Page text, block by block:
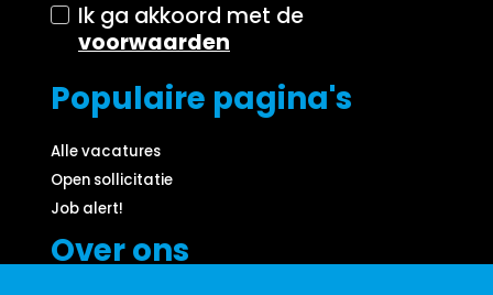
Ik ga akkoord met de
voorwaarden
Populaire pagina's
Alle vacatures
Open sollicitatie
Job alert!
Over ons